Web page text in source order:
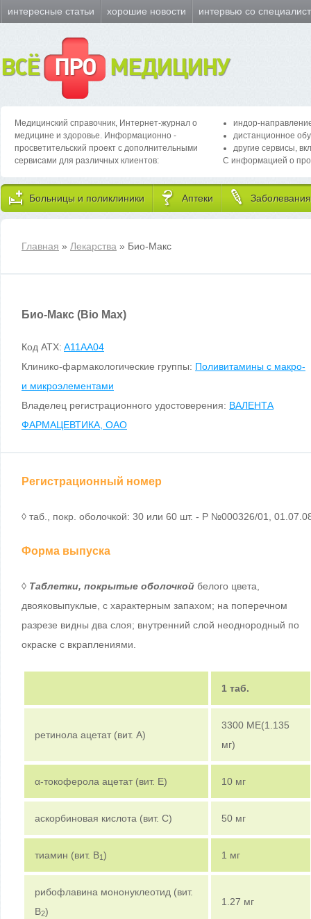
интересные статьи хорошие новости интервью со
ВСЁ ПРО МЕДИЦИНУ
Медицинский справочник, Интернет-журнал о
медицине и здоровье. Информационно -
просветительский проект с дополнительными
сервисами для различных клиентов:
индор-
дистанционное
другие сервисы,
С информацией о
Больницы и поликлиники Аптеки Заболевания
Главная » Лекарства » Био-Макс
Био-Макс (Bio Max)
Код ATX: A11AA04
Клинико-фармакологические группы: Поливитамины с макро-
и микроэлементами
Владелец регистрационного удостоверения: ВАЛЕНТА
ФАРМАЦЕВТИКА, ОАО
Регистрационный номер
◊ таб., покр. оболочкой: 30 или 60 шт. - Р №000326/01,
Форма выпуска
◊ Таблетки, покрытые оболочкой белого цвета,
двояковыпуклые, с характерным запахом; на поперечном
разрезе видны два слоя; внутренний слой неоднородный по
окраске с вкраплениями.
1 таб.
ретинола ацетат (вит. А)
3300 МЕ(1.135
мг)
α-токоферола ацетат (вит. E) 10 мг
аскорбиновая кислота (вит. С) 50 мг
тиамин (вит. В1 ) 1 мг
рибофлавина мононуклеотид (вит.
B2)
1.27 мг